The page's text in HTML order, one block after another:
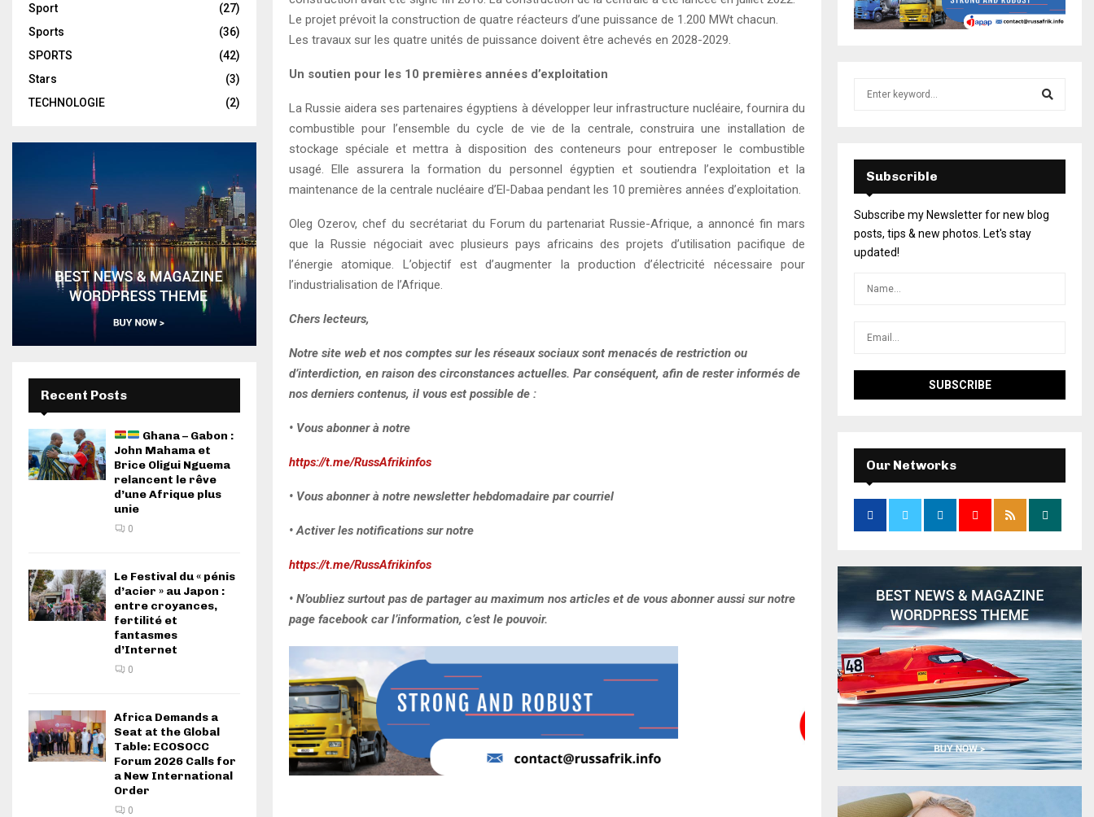
Le projet prévoit la construction de quatre réacteurs d’une puissance de 1.200 MWt chacun.
Les travaux sur les quatre unités de puissance doivent être achevés en 2028-2029.
Un soutien pour les 10 premières années d’exploitation
La Russie aidera ses partenaires égyptiens à développer leur infrastructure nucléaire, fournira du
combustible pour l’ensemble du cycle de vie de la centrale, construira une installation de
stockage spéciale et mettra à disposition des conteneurs pour entreposer le combustible
usagé. Elle assurera la formation du personnel égyptien et soutiendra l’exploitation et la
maintenance de la centrale nucléaire d’El-Dabaa pendant les 10 premières années d’exploitation.
Oleg Ozerov, chef du secrétariat du Forum du partenariat Russie-Afrique, a annoncé fin mars
que la Russie négociait avec plusieurs pays africains des projets d’utilisation pacifique de
l’énergie atomique. L’objectif est d’augmenter la production d’électricité nécessaire pour
l’industrialisation de l’Afrique.
Chers lecteurs,
Notre site web et nos comptes sur les réseaux sociaux sont menacés de restriction ou
d’interdiction, en raison des circonstances actuelles. Par conséquent, afin de rester informés de
nos derniers contenus, il vous est possible de :
• Vous abonner à notre
https://t.me/RussAfrikinfos
• Vous abonner à notre newsletter hebdomadaire par courriel
• Activer les notifications sur notre
https://t.me/RussAfrikinfos
• N’oubliez surtout pas de partager au maximum nos articles et de vous abonner aussi sur notre
page facebook car l’information, c’est le pouvoir.
Sport
(27)
Sports
(36)
SPORTS
(42)
Stars
(3)
TECHNOLOGIE
(2)
Recent Posts
Ghana – Gabon :
John Mahama et
Brice Oligui Nguema
relancent le rêve
d’une Afrique plus
unie
0
Le Festival du « pénis
d’acier » au Japon :
entre croyances,
fertilité et
fantasmes
d’Internet
0
Africa Demands a
Seat at the Global
Table: ECOSOCC
Forum 2026 Calls for
a New International
Order
0
Subscrible
Subscribe my Newsletter for new blog
posts, tips & new photos. Let's stay
updated!
Our Networks